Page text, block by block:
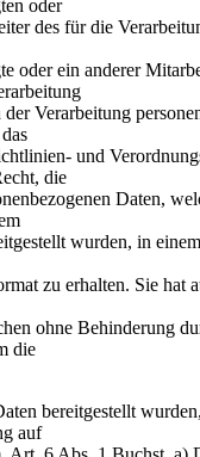
oder
des für die
oder ein anderer
der Verarbeitung
und
die
Daten,
wurden, in
zu erhalten. Sie hat
ohne Behinderung
die
bereitgestellt
auf